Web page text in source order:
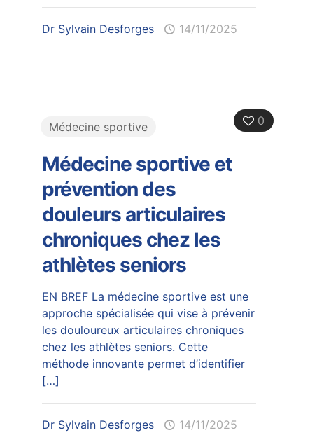
Dr Sylvain Desforges 14/11/2025
0
Médecine sportive
Médecine sportive et
prévention des
douleurs articulaires
chroniques chez les
athlètes seniors
EN BREF La médecine sportive est une
approche spécialisée qui vise à prévenir
les douloureux articulaires chroniques
chez les athlètes seniors. Cette
méthode innovante permet d’identifier
[…]
Dr Sylvain Desforges 14/11/2025